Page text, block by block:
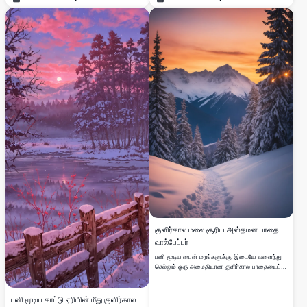
அமைதியான மற்றும் மயக்கும் காட்சியை
உருவாக்குகிறது, இது எங்கு மைக் கிராஃப்ட்
ஆர்வலர்களின் சாதனத்துக்கும் சரியானது.
பனியால் மூடப்பட்ட நிலப்பரப்பு படிக தெளிவான நீரில்
மிதக்கும் சிதறிய விழுந்த இலைகளுடன் மாயாஜால
பனி மூடிய காட்டு ஏரியின் மீது குளிர்கால
குளிர்கால மலை சூரிய அஸ்தமன பாதை
வால்பேப்பர்
பனி மூடிய பைன் மரங்களுக்கு இடையே வளைந்து
செல்லும் ஒரு அமைதியான குளிர்கால பாதையைப்